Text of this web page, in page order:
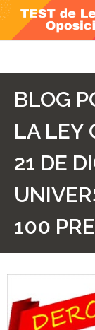
Skip
content
Preguntas
- Diferencia
- Qué es la
- ¿Es
- Diferencia
Personalidad
BLOG
LA LEY
21 DE
100